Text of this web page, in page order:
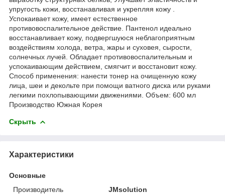
упругость кожи, восстанавливая и укрепляя кожу .
Успокаивает кожу, имеет естественное
противовоспалительное действие. Пантенол идеально
восстанавливает кожу, подвергшуюся неблагоприятным
воздействиям холода, ветра, жары и суховея, сырости,
солнечных лучей. Обладает противовоспалительным и
успокаивающим действием, смягчит и восстановит кожу.
Cпособ применения: нанести тонер на очищенную кожу
лица, шеи и декольте при помощи ватного диска или руками
легкими похлопывающими движениями. Объем: 600 мл
Производство Южная Корея
Скрыть
Характеристики
Основные
Производитель
JMsolution